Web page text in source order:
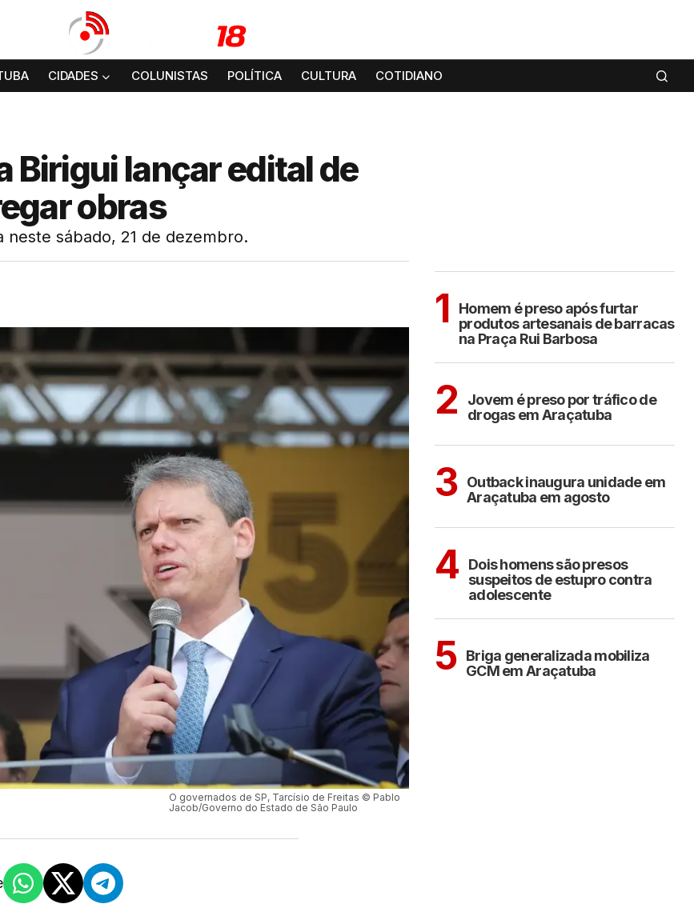
CIDADES COLUNISTAS POLÍTICA CULTURA COTIDIANO
Birigui lançar edital de
obras
neste sábado, 21 de dezembro.
O governados de SP, Tarcísio de Freitas © Pablo
Jacob/Governo do Estado de São Paulo
1
Homem é preso após furtar
produtos artesanais de barracas
na Praça Rui Barbosa
2
Jovem é preso por tráfico de
drogas em Araçatuba
3 Outback inaugura unidade em
Araçatuba em agosto
4
Dois homens são presos
suspeitos de estupro contra
adolescente
5 Briga generalizada mobiliza
GCM em Araçatuba